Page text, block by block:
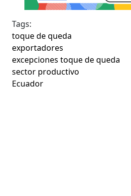
Tags:
toque de queda
exportadores
excepciones toque de queda
sector productivo
Ecuador